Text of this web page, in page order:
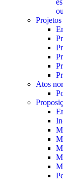
Projetos
Atos